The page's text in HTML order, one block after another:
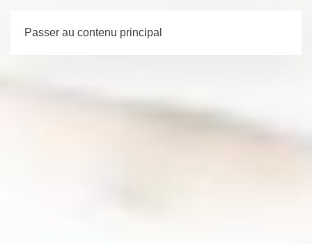
Passer au contenu principal